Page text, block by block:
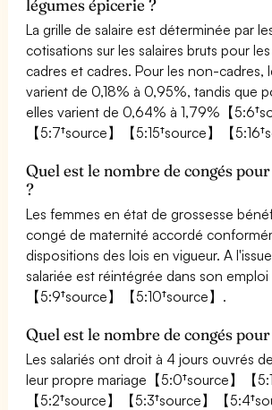
légumes épicerie ?
La grille de salaire est déterminée par
cotisations sur les salaires bruts pour
cadres et cadres. Pour les non-cadres,
varient de 0,18% à 0,95%, tandis que
elles varient de 0,64% à 1,79%【
【5:7†source】【5:15†source】【
Quel est le nombre de congés
?
Les femmes en état de grossesse
congé de maternité accordé
dispositions des lois en vigueur. A
salariée est réintégrée dans son emploi
【5:9†source】【5:10†source】.
Quel est le nombre de congés
Les salariés ont droit à 4 jours ouvrés
leur propre mariage【5:0†source】【
【5:2†source】【5:3†source】【